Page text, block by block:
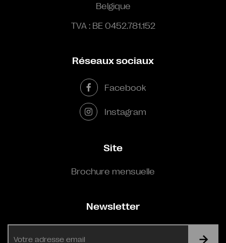
Belgique
TVA : BE 0452.781.152
Réseaux sociaux
Facebook
Instagram
Site
Brochure mensuelle
Newsletter